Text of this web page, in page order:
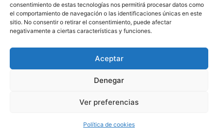
consentimiento de estas tecnologías nos permitirá procesar datos como
el comportamiento de navegación o las identificaciones únicas en este
sitio. No consentir o retirar el consentimiento, puede afectar
negativamente a ciertas características y funciones.
Aceptar
Denegar
Ver preferencias
Política de cookies
986 243 432
608 867 074
recambiosdespiecetotal@gmail.com
Mi cuenta
Mi Cuenta